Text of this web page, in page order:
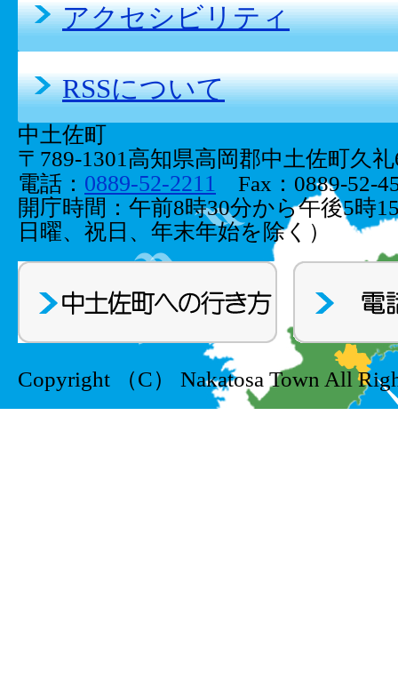
アクセシビリティ
RSSについて
中土佐町
〒789-1301高知県高岡郡中土佐町久礼
電話： 0889-52-2211 Fax：0889-52-
開庁時間：午前8時30分から午後5時
日曜、祝日、年末年始を除く）
Copyright （C） Nakatosa Town All